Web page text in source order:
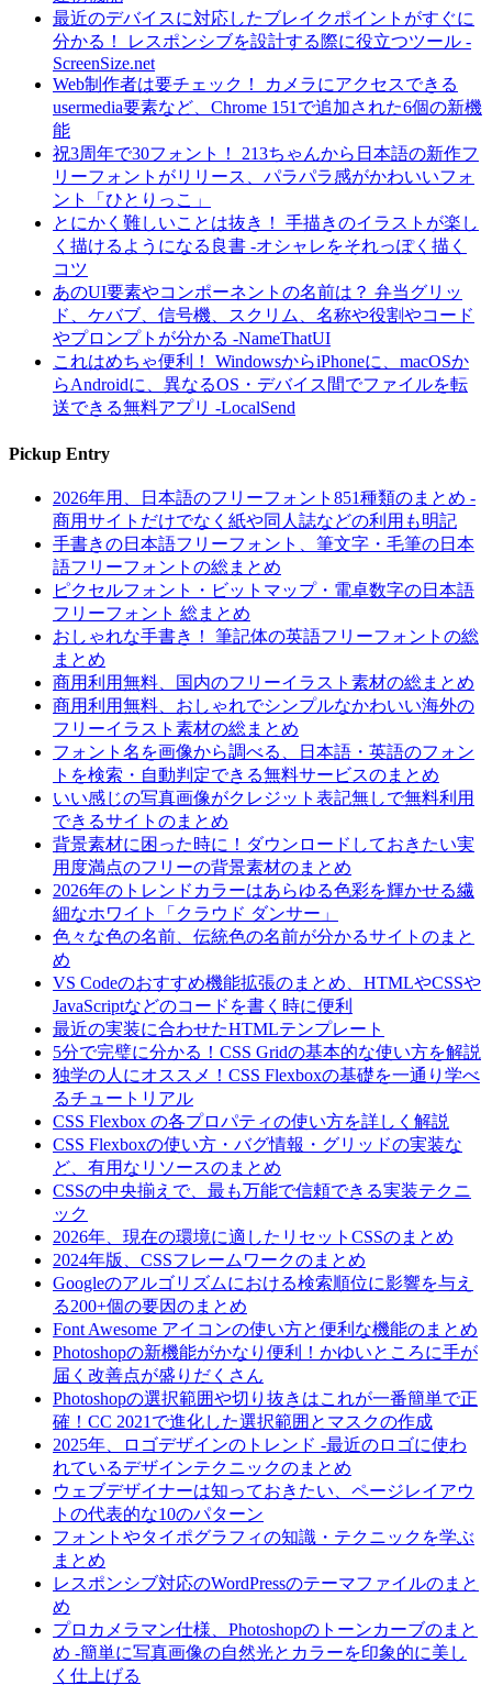
最近のデバイスに対応したブレイクポイントがすぐに
分かる！ レスポンシブを設計する際に役立つツール -
ScreenSize.net
Web制作者は要チェック！ カメラにアクセスできる
usermedia要素など、Chrome 151で追加された6個の新機
能
祝3周年で30フォント！ 213ちゃんから日本語の新作フ
リーフォントがリリース、パラパラ感がかわいいフォ
ント「ひとりっこ」
とにかく難しいことは抜き！ 手描きのイラストが楽し
く描けるようになる良書 -オシャレをそれっぽく描く
コツ
あのUI要素やコンポーネントの名前は？ 弁当グリッ
ド、ケバブ、信号機、スクリム、名称や役割やコード
やプロンプトが分かる -NameThatUI
これはめちゃ便利！ WindowsからiPhoneに、macOSか
らAndroidに、異なるOS・デバイス間でファイルを転
送できる無料アプリ -LocalSend
Pickup Entry
2026年用、日本語のフリーフォント851種類のまとめ -
商用サイトだけでなく紙や同人誌などの利用も明記
手書きの日本語フリーフォント、筆文字・毛筆の日本
語フリーフォントの総まとめ
ピクセルフォント・ビットマップ・電卓数字の日本語
フリーフォント 総まとめ
おしゃれな手書き！ 筆記体の英語フリーフォントの総
まとめ
商用利用無料、国内のフリーイラスト素材の総まとめ
商用利用無料、おしゃれでシンプルなかわいい海外の
フリーイラスト素材の総まとめ
フォント名を画像から調べる、日本語・英語のフォン
トを検索・自動判定できる無料サービスのまとめ
いい感じの写真画像がクレジット表記無しで無料利用
できるサイトのまとめ
背景素材に困った時に！ダウンロードしておきたい実
用度満点のフリーの背景素材のまとめ
2026年のトレンドカラーはあらゆる色彩を輝かせる繊
細なホワイト「クラウド ダンサー」
色々な色の名前、伝統色の名前が分かるサイトのまと
め
VS Codeのおすすめ機能拡張のまとめ、HTMLやCSSや
JavaScriptなどのコードを書く時に便利
最近の実装に合わせたHTMLテンプレート
5分で完璧に分かる！CSS Gridの基本的な使い方を解説
独学の人にオススメ！CSS Flexboxの基礎を一通り学べ
るチュートリアル
CSS Flexbox の各プロパティの使い方を詳しく解説
CSS Flexboxの使い方・バグ情報・グリッドの実装な
ど、有用なリソースのまとめ
CSSの中央揃えで、最も万能で信頼できる実装テクニ
ック
2026年、現在の環境に適したリセットCSSのまとめ
2024年版、CSSフレームワークのまとめ
Googleのアルゴリズムにおける検索順位に影響を与え
る200+個の要因のまとめ
Font Awesome アイコンの使い方と便利な機能のまとめ
Photoshopの新機能がかなり便利！かゆいところに手が
届く改善点が盛りだくさん
Photoshopの選択範囲や切り抜きはこれが一番簡単で正
確！CC 2021で進化した選択範囲とマスクの作成
2025年、ロゴデザインのトレンド -最近のロゴに使わ
れているデザインテクニックのまとめ
ウェブデザイナーは知っておきたい、ページレイアウ
トの代表的な10のパターン
フォントやタイポグラフィの知識・テクニックを学ぶ
まとめ
レスポンシブ対応のWordPressのテーマファイルのまと
め
プロカメラマン仕様、Photoshopのトーンカーブのまと
め -簡単に写真画像の自然光とカラーを印象的に美し
く仕上げる